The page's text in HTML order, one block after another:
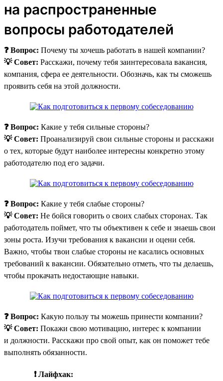
на распространенные
вопросы работодателей
❓ Вопрос: Почему ты хочешь работать в нашей компании?
💡 Совет: Расскажи, почему тебя заинтересовала вакансия,
компания, сфера ее деятельности. Обозначь, как ты сможешь
проявить себя на этой должности.
❓ Вопрос: Какие у тебя сильные стороны?
💡 Совет: Проанализируй свои сильные стороны и расскажи
о тех, которые будут наиболее интересны конкретно этому
работодателю под его задачи.
❓ Вопрос: Какие у тебя слабые стороны?
💡 Совет: Не бойся говорить о своих слабых сторонах. Так
работодатель поймет, что ты объективен к себе и знаешь свои
зоны роста. Изучи требования к вакансии и оцени себя.
Важно, чтобы твои слабые стороны не касались основных
требований к вакансии. Обязательно отметь, что ты делаешь,
чтобы прокачать недостающие навыки.
❓ Вопрос: Какую пользу ты можешь принести компании?
💡 Совет: Покажи свою мотивацию, интерес к компании
и должности. Расскажи про свой опыт, как он поможет тебе
выполнять обязанности.
❗ Лайфхак: